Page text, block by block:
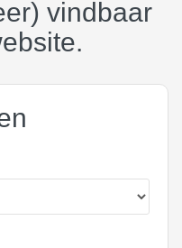
vindbaar